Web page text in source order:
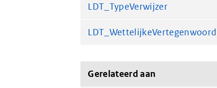
LDT_TypeVerwijzer
Gerelateerd aan